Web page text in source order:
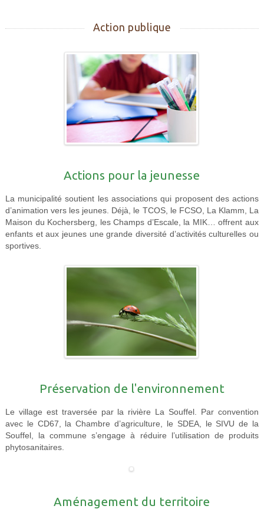
Action publique
Actions pour la jeunesse
La municipalité soutient les associations qui proposent des actions
d’animation vers les jeunes. Déjà, le TCOS, le FCSO, La Klamm, La
Maison du Kochersberg, les Champs d’Escale, la MIK… offrent aux
enfants et aux jeunes une grande diversité d’activités culturelles ou
sportives.
Préservation de l'environnement
Le village est traversée par la rivière La Souffel. Par convention
avec le CD67, la Chambre d’agriculture, le SDEA, le SIVU de la
Souffel, la commune s’engage à réduire l’utilisation de produits
phytosanitaires.
Aménagement du territoire